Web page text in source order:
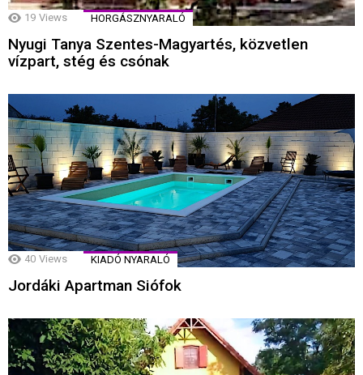
19 Views HORGÁSZNYARALÓ
Nyugi Tanya Szentes-Magyartés, közvetlen
vízpart, stég és csónak
40 Views KIADÓ NYARALÓ
Jordáki Apartman Siófok